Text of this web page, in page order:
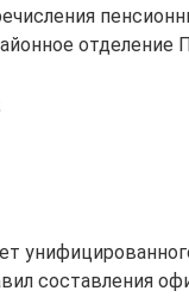
составления